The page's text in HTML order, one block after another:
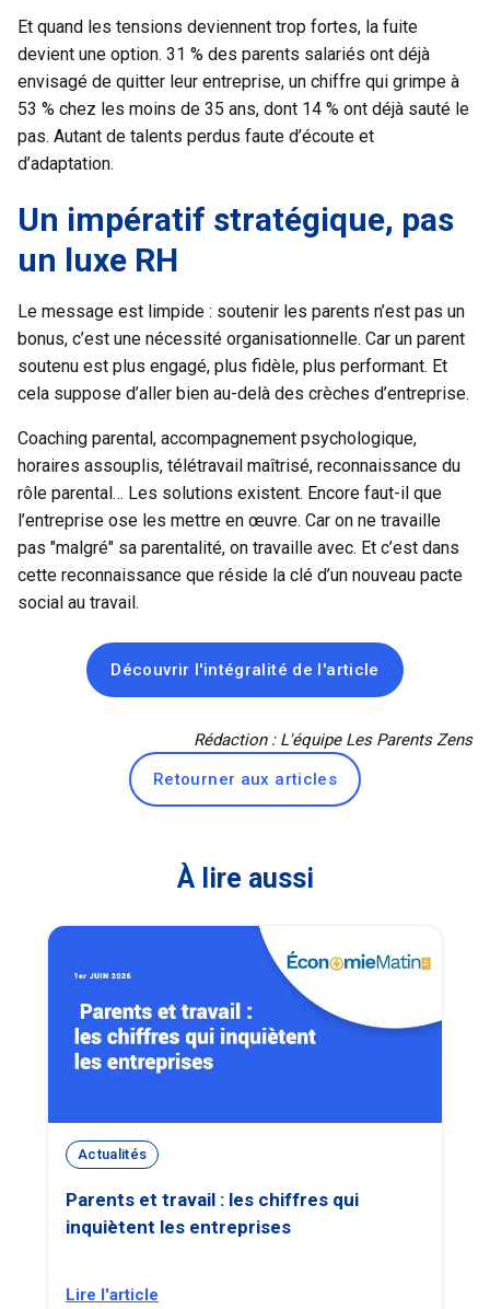
Et quand les tensions deviennent trop fortes, la fuite
devient une option. 31 % des parents salariés ont déjà
envisagé de quitter leur entreprise, un chiffre qui grimpe à
53 % chez les moins de 35 ans, dont 14 % ont déjà sauté le
pas. Autant de talents perdus faute d’écoute et
d’adaptation.
Un impératif stratégique, pas
un luxe RH
Le message est limpide : soutenir les parents n’est pas un
bonus, c’est une nécessité organisationnelle. Car un parent
soutenu est plus engagé, plus fidèle, plus performant. Et
cela suppose d’aller bien au-delà des crèches d’entreprise.
Coaching parental, accompagnement psychologique,
horaires assouplis, télétravail maîtrisé, reconnaissance du
rôle parental… Les solutions existent. Encore faut-il que
l’entreprise ose les mettre en œuvre. Car on ne travaille
pas "malgré" sa parentalité, on travaille avec. Et c’est dans
cette reconnaissance que réside la clé d’un nouveau pacte
social au travail.
Découvrir l'intégralité de l'article
Rédaction : L'équipe Les Parents Zens
Retourner aux articles
À lire aussi
Actualités
Parents et travail : les chiffres qui
inquiètent les entreprises
Lire l'article